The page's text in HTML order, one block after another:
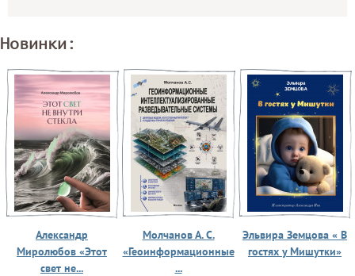
Новинки:
Александр
Миролюбов «Этот
свет не...
Молчанов А. С.
«Геоинформационные
...
Эльвира Земцова « В
гостях у Мишутки»